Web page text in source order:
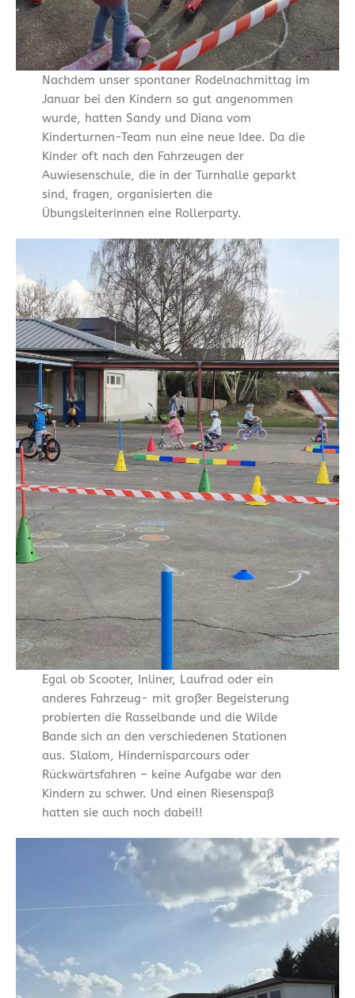
Nachdem unser spontaner Rodelnachmittag im
Januar bei den Kindern so gut angenommen
wurde, hatten Sandy und Diana vom
Kinderturnen-Team nun eine neue Idee. Da die
Kinder oft nach den Fahrzeugen der
Auwiesenschule, die in der Turnhalle geparkt
sind, fragen, organisierten die
Übungsleiterinnen eine Rollerparty.
Egal ob Scooter, Inliner, Laufrad oder ein
anderes Fahrzeug- mit großer Begeisterung
probierten die Rasselbande und die Wilde
Bande sich an den verschiedenen Stationen
aus. Slalom, Hindernisparcours oder
Rückwärtsfahren – keine Aufgabe war den
Kindern zu schwer. Und einen Riesenspaß
hatten sie auch noch dabei!!